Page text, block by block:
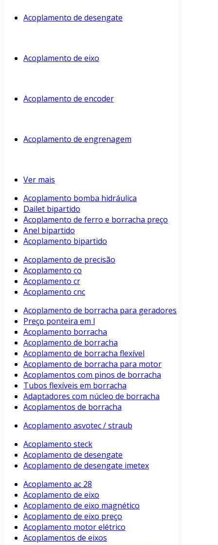
Acoplamento de desengate
Acoplamento de eixo
Acoplamento de encoder
Acoplamento de engrenagem
Ver mais
Acoplamento bomba hidráulica
Dailet bipartido
Acoplamento de ferro e borracha preço
Anel bipartido
Acoplamento bipartido
Acoplamento de precisão
Acoplamento co
Acoplamento cr
Acoplamento cnc
Acoplamento de borracha para geradores
Preço ponteira em l
Acoplamento borracha
Acoplamento de borracha
Acoplamento de borracha flexível
Acoplamento de borracha para motor
Acoplamentos com pinos de borracha
Tubos flexíveis em borracha
Adaptadores com núcleo de borracha
Acoplamentos de borracha
Acoplamento asvotec / straub
Acoplamento steck
Acoplamento de desengate
Acoplamento de desengate imetex
Acoplamento ac 28
Acoplamento de eixo
Acoplamento de eixo magnético
Acoplamento de eixo preço
Acoplamento motor elétrico
Acoplamentos de eixos